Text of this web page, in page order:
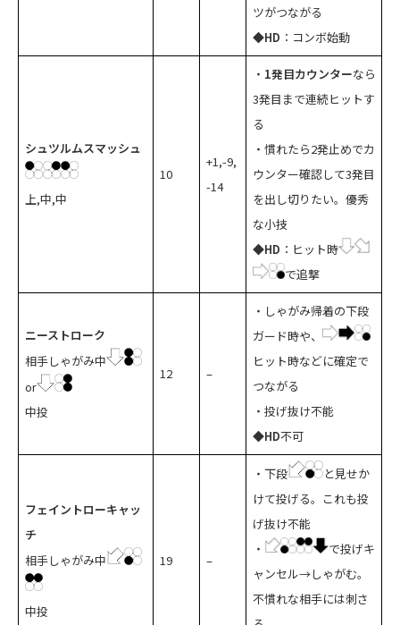
ツがつながる
◆HD ：コンボ始動
シュツルムスマッシュ
上,中,中
10
+1,-9,
-14
・ 1発目カウンターなら
3発目まで連続ヒットす
る
・慣れたら2発止めでカ
ウンター確認して3発目
を出し切りたい。優秀
な小技
◆HD ：ヒット時
で追撃
ニーストローク
相手しゃがみ中
or
中投
12 –
・しゃがみ帰着の下段
ガード時や、
ヒット時などに確定で
つながる
・投げ抜け不能
◆HD不可
フェイントローキャッ
チ
相手しゃがみ中
中投
19 –
・下段
と見せか
けて投げる。これも投
げ抜け不能
・
で投げキ
ャンセル→しゃがむ。
不慣れな相手には刺さ